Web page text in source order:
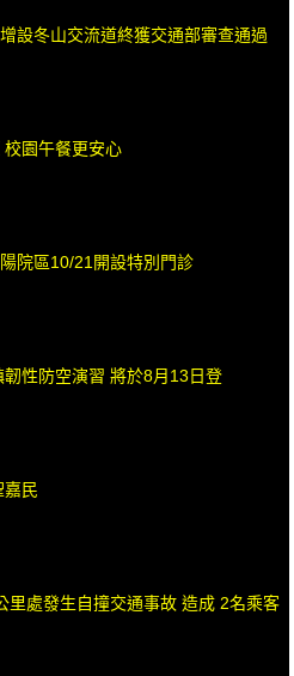
設冬山交流道終獲交通部審查通過
校園午餐更安心
院區10/21開設特別門診
性防空演習 將於8月13日登
嘉民
處發生自撞交通事故 造成 2名乘客